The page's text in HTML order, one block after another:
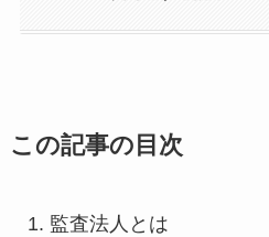
この記事の目次
監査法人とは